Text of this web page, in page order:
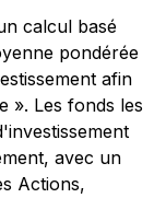
calcul basé
pondérée
afin
». Les fonds les
avec un
Actions,